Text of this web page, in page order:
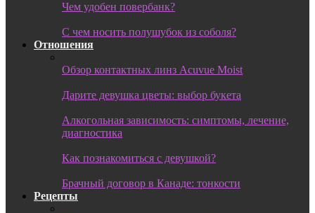
Чем удобен повербанк?
С чем носить полушубок из соболя?
Отношения
Обзор контактных линз Acuvue Moist
Дарите девушка цветы: выбор букета
Алкогольная зависимость: симптомы, лечение,
диагностика
Как познакомиться с девушкой?
Брачный договор в Канаде: тонкости
Рецепты